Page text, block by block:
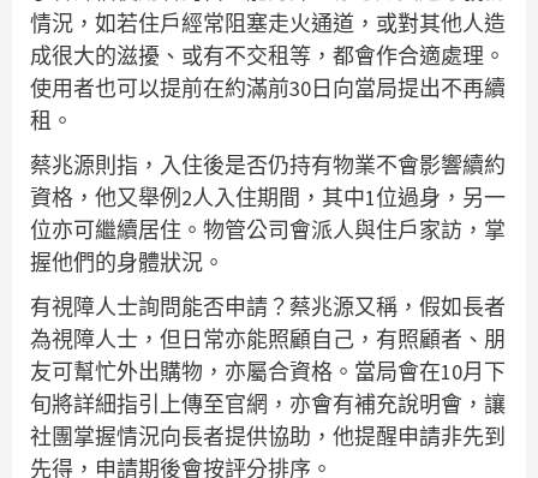
情況，如若住戶經常阻塞走火通道，或對其他人造
成很大的滋擾、或有不交租等，都會作合適處理。
使用者也可以提前在約滿前30日向當局提出不再續
租。
蔡兆源則指，入住後是否仍持有物業不會影響續約
資格，他又舉例2人入住期間，其中1位過身，另一
位亦可繼續居住。物管公司會派人與住戶家訪，掌
握他們的身體狀況。
有視障人士詢問能否申請？蔡兆源又稱，假如長者
為視障人士，但日常亦能照顧自己，有照顧者、朋
友可幫忙外出購物，亦屬合資格。當局會在10月下
旬將詳細指引上傳至官網，亦會有補充說明會，讓
社團掌握情況向長者提供協助，他提醒申請非先到
先得，申請期後會按評分排序。